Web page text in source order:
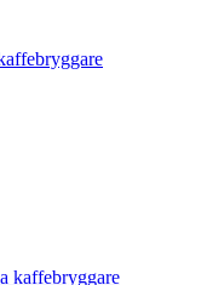
kaffebryggare